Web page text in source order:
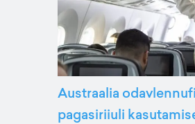
Austraalia
pagasiriiuli